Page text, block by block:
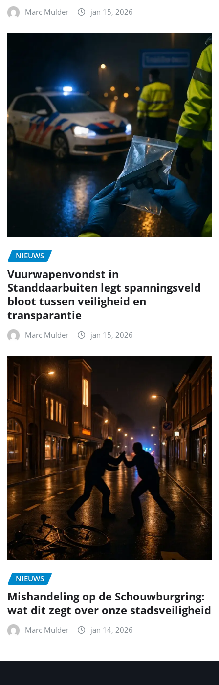
Marc Mulder jan 15, 2026
NIEUWS
Vuurwapenvondst in
Standdaarbuiten legt spanningsveld
bloot tussen veiligheid en
transparantie
Marc Mulder jan 15, 2026
NIEUWS
Mishandeling op de Schouwburgring:
wat dit zegt over onze stadsveiligheid
Marc Mulder jan 14, 2026